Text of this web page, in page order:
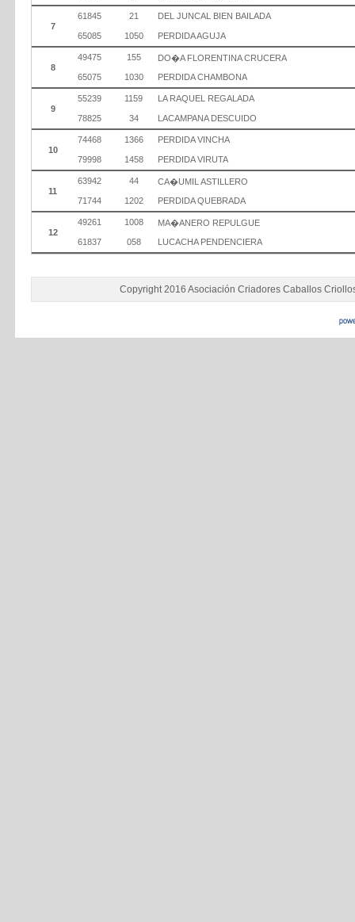
7
61845 21 DEL JUNCAL BIEN BAILADA
65085 1050 PERDIDA AGUJA
8
49475 155
DO�A FLORENTINA CRUCERA
65075
1030 PERDIDA CHAMBONA
9
55239 1159 LA RAQUEL REGALADA
78825 34 LACAMPANA DESCUIDO
10
74468 1366 PERDIDA VINCHA
79998 1458 PERDIDA VIRUTA
11
63942 44
CA�UMIL ASTILLERO
71744
1202 PERDIDA QUEBRADA
12
49261 1008
MA�ANERO REPULGUE
61837
058 LUCACHA PENDENCIERA
Copyright 2016 Asociación Criadores Caballos